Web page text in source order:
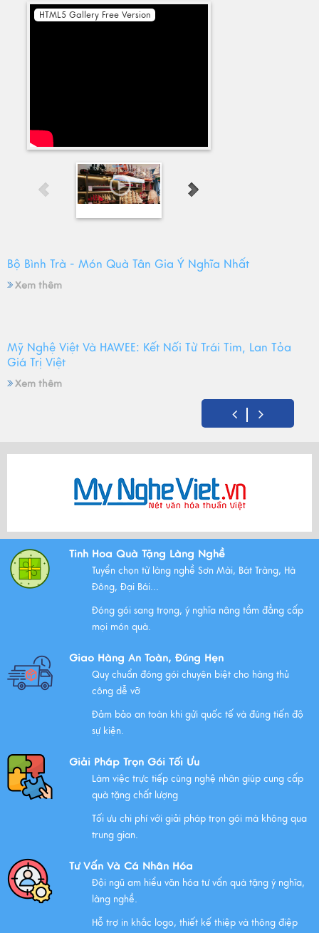
HTML5 Gallery Free Version
Bộ Bình Trà - Món Quà Tân Gia Ý Nghĩa Nhất
Xem thêm
Mỹ Nghệ Việt Và HAWEE: Kết Nối Từ Trái Tim, Lan Tỏa
Giá Trị Việt
Xem thêm
Bộ Tam Sự Là Gì ? Bộ Tam Sự Có Ý Nghĩa Như Thế Nào
Trong Văn Hóa Thờ Cúng?
Xem thêm
Xem thêm
Chúc mừng chị Nguyễn Thị Nhựt Phượng - giám đốc
Xem thêm
Chính Sách Quyền Riêng Tư Tại Mỹ Nghệ Việt
NHỮNG ĐẶC ĐIỂM CỦA HÀNG THỦ CÔNG MỸ NGHỆ
Tinh Hoa Quà Tặng Làng Nghề
Tuyển chọn từ làng nghề Sơn Mài, Bát Tràng, Hà
Đông, Đại Bái...
Đóng gói sang trọng, ý nghĩa nâng tầm đẳng cấp
mọi món quà.
Giao Hàng An Toàn, Đúng Hẹn
Quy chuẩn đóng gói chuyên biệt cho hàng thủ
công dễ vỡ
Đảm bảo an toàn khi gửi quốc tế và đúng tiến độ
sự kiện.
Giải Pháp Trọn Gói Tối Ưu
Làm việc trực tiếp cùng nghệ nhân giúp cung cấp
quà tặng chất lượng
Tối ưu chi phí với giải pháp trọn gói mà không qua
trung gian.
Tư Vấn Và Cá Nhân Hóa
Đội ngũ am hiểu văn hóa tư vấn quà tặng ý nghĩa,
làng nghề.
Hỗ trợ in khắc logo, thiết kế thiệp và thông điệp